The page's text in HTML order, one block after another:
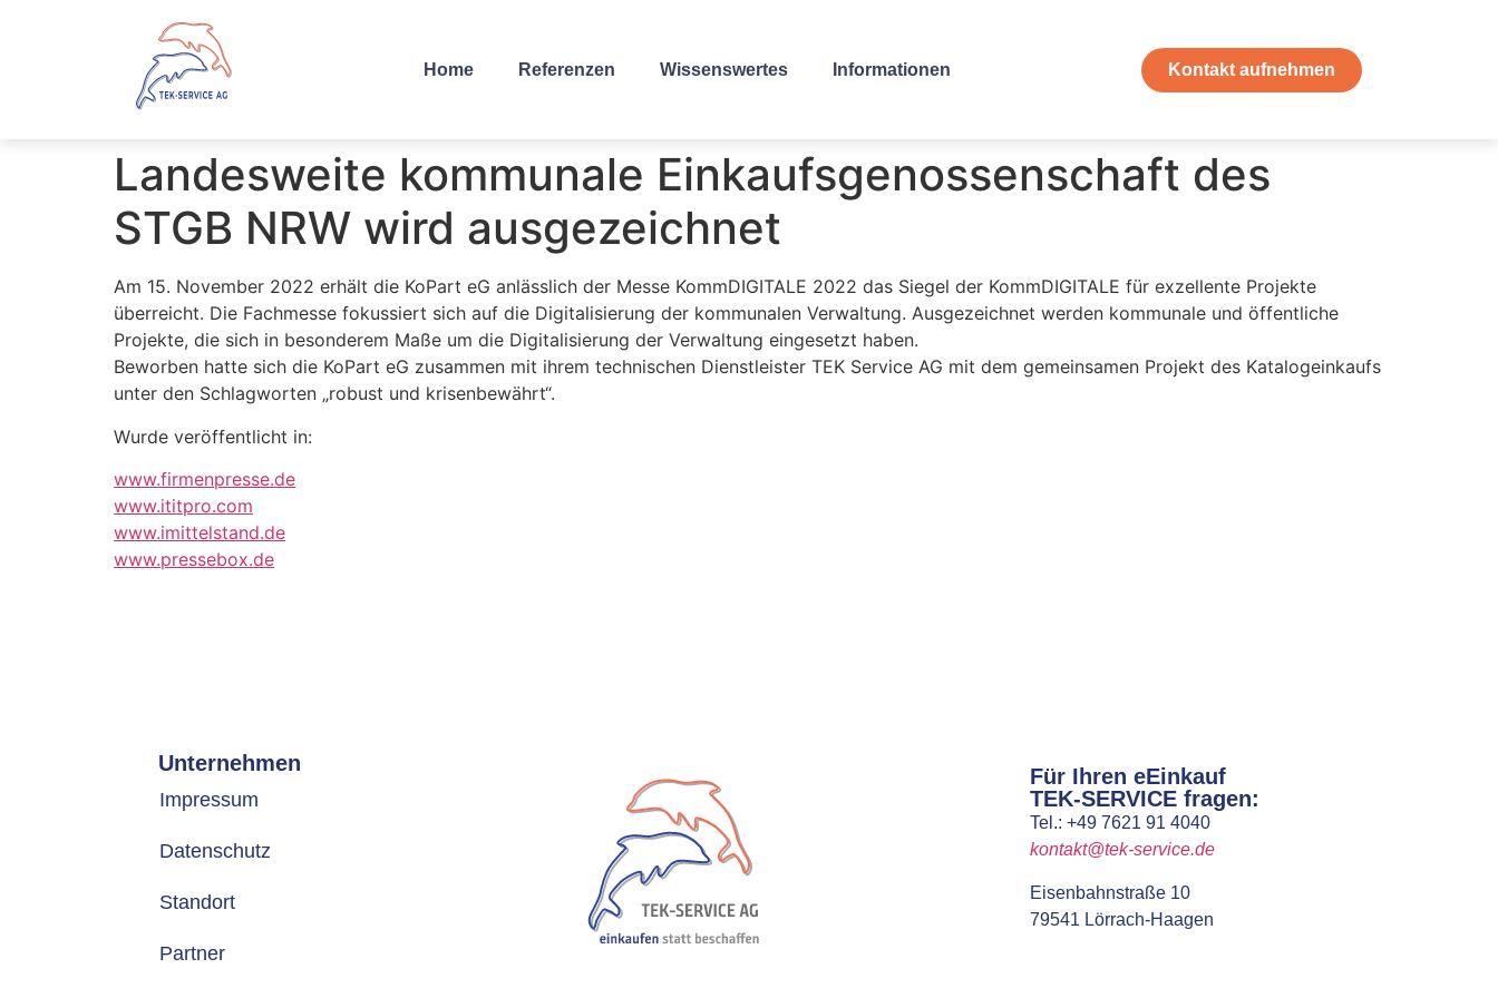
Home Referenzen Wissenswertes Informationen Kontakt aufnehmen
Landesweite kommunale Einkaufsgenossenschaft des
STGB NRW wird ausgezeichnet
Am 15. November 2022 erhält die KoPart eG anlässlich der Messe KommDIGITALE 2022 das Siegel der KommDIGITALE für exzellente Projekte
überreicht. Die Fachmesse fokussiert sich auf die Digitalisierung der kommunalen Verwaltung. Ausgezeichnet werden kommunale und öffentliche
Projekte, die sich in besonderem Maße um die Digitalisierung der Verwaltung eingesetzt haben.
Beworben hatte sich die KoPart eG zusammen mit ihrem technischen Dienstleister TEK Service AG mit dem gemeinsamen Projekt des Katalogeinkaufs
unter den Schlagworten „robust und krisenbewährt“.
Wurde veröffentlicht in:
www.firmenpresse.de
www.ititpro.com
www.imittelstand.de
www.pressebox.de
Unternehmen
Impressum
Datenschutz
Standort
Partner
Für Ihren eEinkauf
TEK-SERVICE fragen:
Tel.: +49 7621 91 4040
kontakt@tek-service.de
Eisenbahnstraße 10
79541 Lörrach-Haagen